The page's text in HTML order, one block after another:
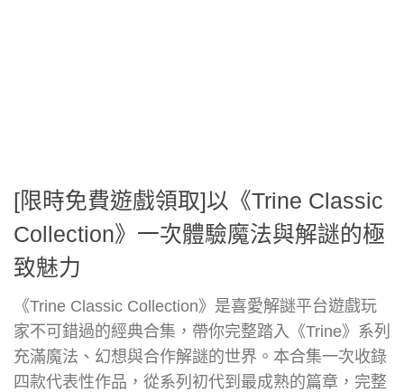
[限時免費遊戲領取]以《Trine Classic
Collection》一次體驗魔法與解謎的極
致魅力
《Trine Classic Collection》是喜愛解謎平台遊戲玩
家不可錯過的經典合集，帶你完整踏入《Trine》系列
充滿魔法、幻想與合作解謎的世界。本合集一次收錄
四款代表性作品，從系列初代到最成熟的篇章，完整